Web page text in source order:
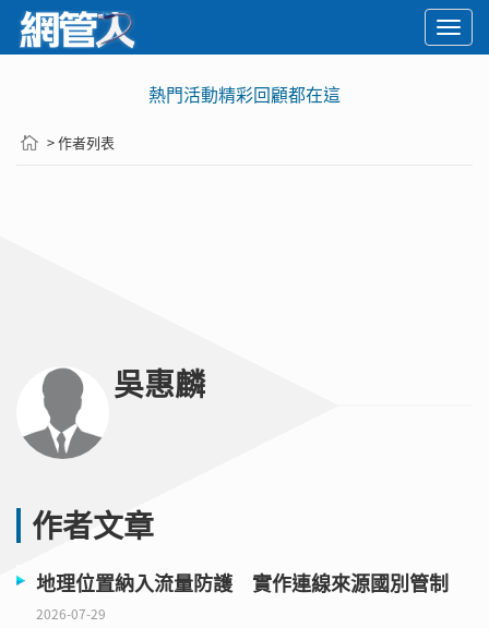
熱門活動精彩回顧都在這
> 作者列表
吳惠麟
作者文章
地理位置納入流量防護 實作連線來源國別管制
2026-07-29